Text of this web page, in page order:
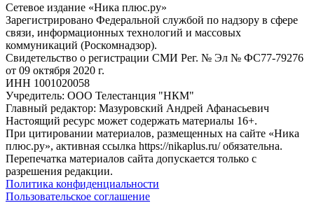
Сетевое издание «Ника плюс.ру»
Зарегистрировано Федеральной службой по надзору в сфере
связи, информационных технологий и массовых
коммуникаций (Роскомнадзор).
Свидетельство о регистрации СМИ Рег. № Эл № ФС77-79276
от 09 октября 2020 г.
ИНН 1001020058
Учредитель: ООО Телестанция "НКМ"
Главный редактор: Мазуровский Андрей Афанасьевич
Настоящий ресурс может содержать материалы 16+.
При цитировании материалов, размещенных на сайте «Ника
плюс.ру», активная ссылка https://nikaplus.ru/ обязательна.
Перепечатка материалов сайта допускается только с
разрешения редакции.
Политика конфиденциальности
Пользовательское соглашение